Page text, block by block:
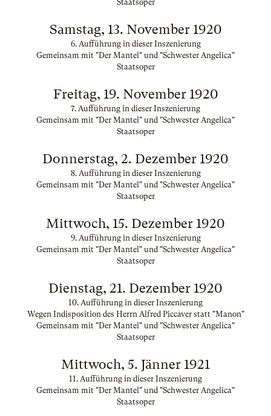
Staatsoper
Samstag, 13. November 1920
6. Aufführung in dieser Inszenierung
Gemeinsam mit "Der Mantel" und "Schwester Angelica"
Staatsoper
Freitag, 19. November 1920
7. Aufführung in dieser Inszenierung
Gemeinsam mit "Der Mantel" und "Schwester Angelica"
Staatsoper
Donnerstag, 2. Dezember 1920
8. Aufführung in dieser Inszenierung
Gemeinsam mit "Der Mantel" und "Schwester Angelica"
Staatsoper
Mittwoch, 15. Dezember 1920
9. Aufführung in dieser Inszenierung
Gemeinsam mit "Der Mantel" und "Schwester Angelica"
Staatsoper
Dienstag, 21. Dezember 1920
10. Aufführung in dieser Inszenierung
Wegen Indisposition des Herrn Alfred Piccaver statt "Manon"
Gemeinsam mit "Der Mantel" und "Schwester Angelica"
Staatsoper
Mittwoch, 5. Jänner 1921
11. Aufführung in dieser Inszenierung
Gemeinsam mit "Der Mantel" und "Schwester Angelica"
Staatsoper